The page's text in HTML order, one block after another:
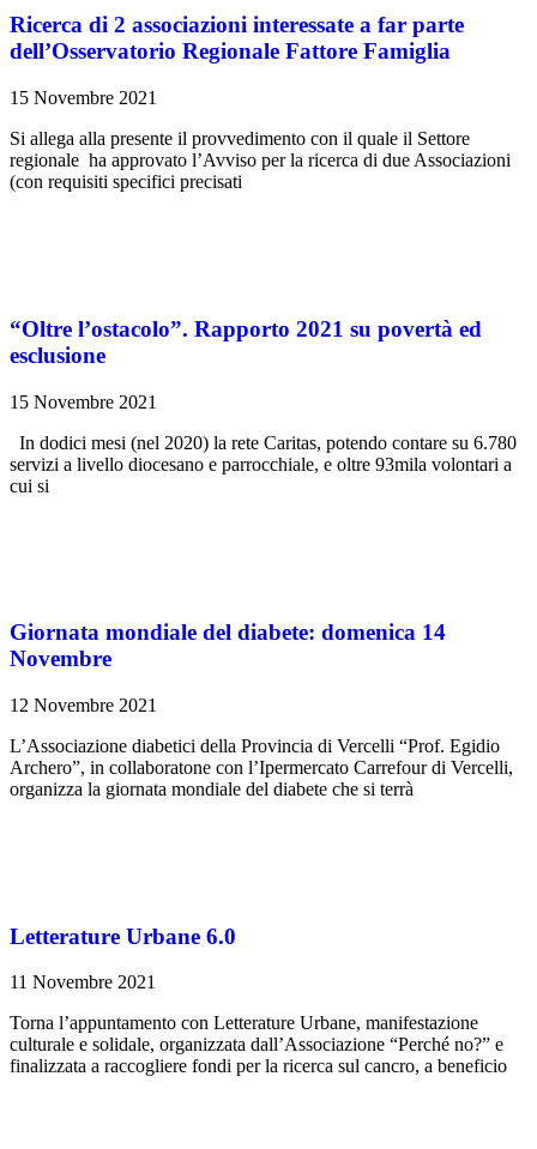
Ricerca di 2 associazioni interessate a far parte
dell’Osservatorio Regionale Fattore Famiglia
15 Novembre 2021
Si allega alla presente il provvedimento con il quale il Settore
regionale ha approvato l’Avviso per la ricerca di due Associazioni
(con requisiti specifici precisati
“Oltre l’ostacolo”. Rapporto 2021 su povertà ed
esclusione
15 Novembre 2021
In dodici mesi (nel 2020) la rete Caritas, potendo contare su 6.780
servizi a livello diocesano e parrocchiale, e oltre 93mila volontari a
cui si
Giornata mondiale del diabete: domenica 14
Novembre
12 Novembre 2021
L’Associazione diabetici della Provincia di Vercelli “Prof. Egidio
Archero”, in collaboratone con l’Ipermercato Carrefour di Vercelli,
organizza la giornata mondiale del diabete che si terrà
Letterature Urbane 6.0
11 Novembre 2021
Torna l’appuntamento con Letterature Urbane, manifestazione
culturale e solidale, organizzata dall’Associazione “Perché no?” e
finalizzata a raccogliere fondi per la ricerca sul cancro, a beneficio